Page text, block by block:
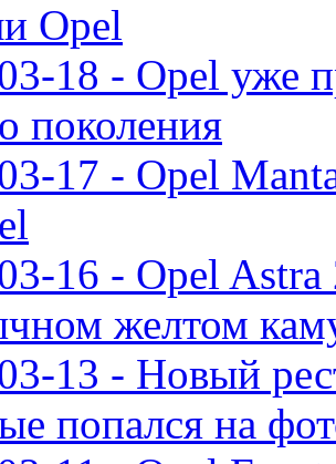
Opel
18 - Opel уже
поколения
17 - Opel
16 - Opel Astra
желтом
13 - Новый
попался на